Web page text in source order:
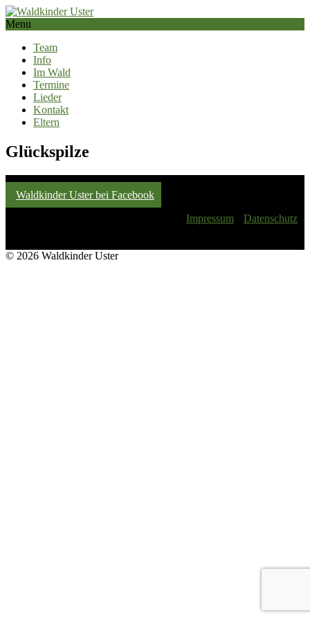
Menu
Team
Info
Im Wald
Termine
Lieder
Kontakt
Eltern
Glückspilze
Waldkinder Uster bei Facebook
Impressum
Datenschutz
© 2026 Waldkinder Uster